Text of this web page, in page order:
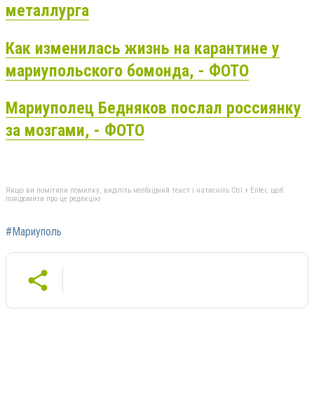
металлурга
Как изменилась жизнь на карантине у
мариупольского бомонда, - ФОТО
Мариуполец Бедняков послал россиянку
за мозгами, - ФОТО
Якщо ви помітили помилку, виділіть необхідний текст і натисніть Ctrl + Enter, щоб
повідомити про це редакцію
#Мариуполь